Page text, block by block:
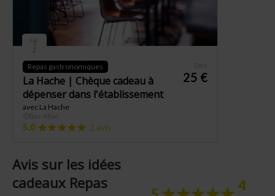
Repas gastronomiques
La Hache | Chèque cadeau à
dépenser dans l'établissement
avec La Hache
25 €
5.0 2 avis
Avis sur les idées
cadeaux Repas
4